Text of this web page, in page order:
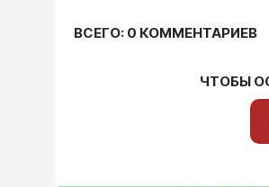
ВСЕГО: 0 КОММЕНТАРИЕВ
ЧТОБЫ